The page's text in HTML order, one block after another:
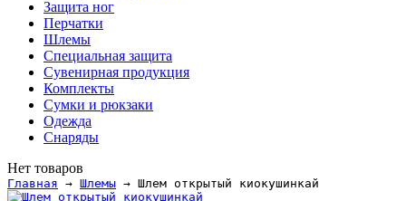
Защита ног
Перчатки
Шлемы
Специальная защита
Сувенирная продукция
Комплекты
Сумки и рюкзаки
Одежда
Снаряды
Нет товаров
Главная → Шлемы → Шлем открытый киокушинкай